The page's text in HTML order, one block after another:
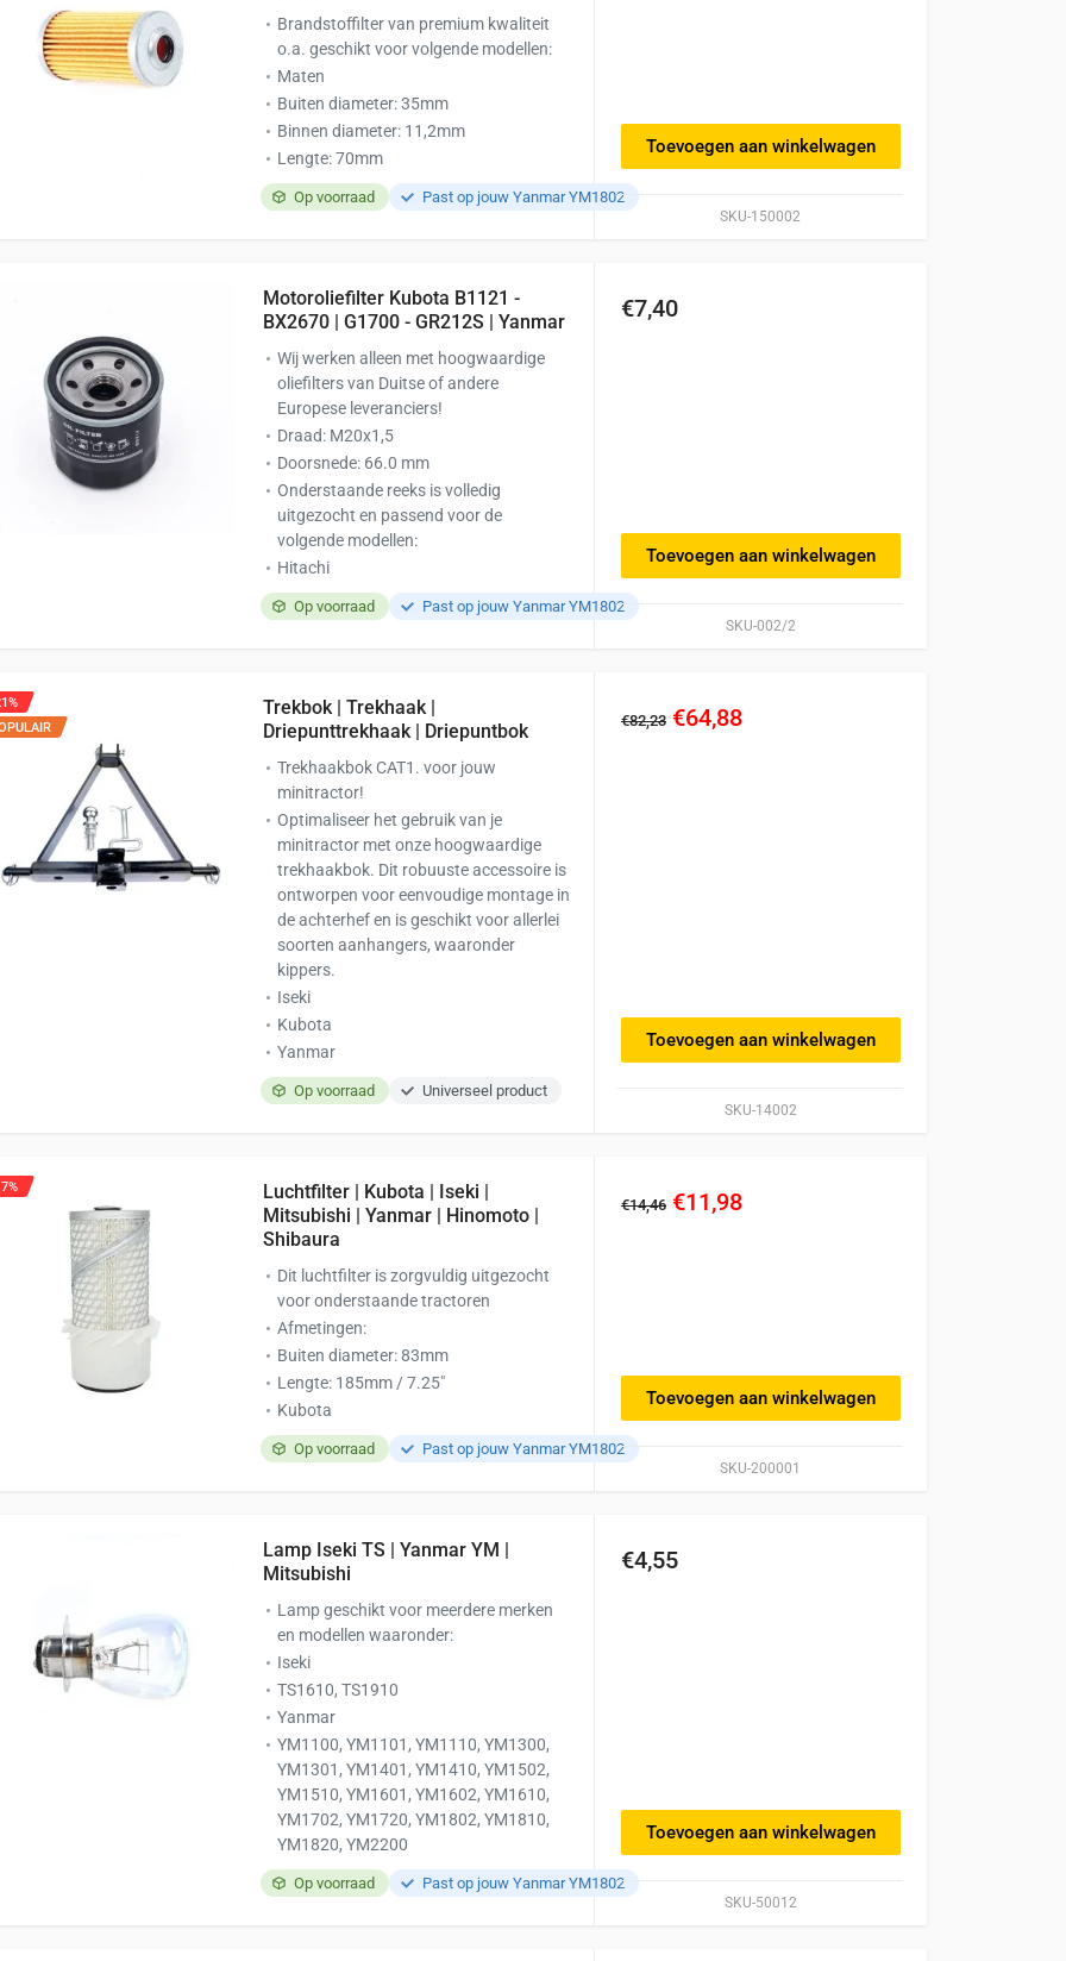
Op voorraad Past op jouw Yanmar YM1802
SKU-150002
Brandstoffilter van premium kwaliteit
o.a. geschikt voor volgende modellen:
Maten
Buiten diameter: 35mm
Binnen diameter: 11,2mm
Lengte: 70mm
Toevoegen aan winkelwagen
Op voorraad Past op jouw Yanmar YM1802
SKU-002/2
Motoroliefilter Kubota B1121 -
BX2670 | G1700 - GR212S | Yanmar
Wij werken alleen met hoogwaardige
oliefilters van Duitse of andere
Europese leveranciers!
Draad: M20x1,5
Doorsnede: 66.0 mm
Onderstaande reeks is volledig
uitgezocht en passend voor de
volgende modellen:
Hitachi
€7,40
Toevoegen aan winkelwagen
Op voorraad Universeel product
SKU-14002
Trekbok | Trekhaak |
Driepunttrekhaak | Driepuntbok
Trekhaakbok CAT1. voor jouw
minitractor!
Optimaliseer het gebruik van je
minitractor met onze hoogwaardige
trekhaakbok. Dit robuuste accessoire is
ontworpen voor eenvoudige montage in
de achterhef en is geschikt voor allerlei
soorten aanhangers, waaronder
kippers.
Iseki
Kubota
Yanmar
€82,23 €64,88
Toevoegen aan winkelwagen
Op voorraad Past op jouw Yanmar YM1802
SKU-200001
Luchtfilter | Kubota | Iseki |
Mitsubishi | Yanmar | Hinomoto |
Shibaura
Dit luchtfilter is zorgvuldig uitgezocht
voor onderstaande tractoren
Afmetingen:
Buiten diameter: 83mm
Lengte: 185mm / 7.25″
Kubota
€14,46 €11,98
Toevoegen aan winkelwagen
Op voorraad Past op jouw Yanmar YM1802
SKU-50012
Lamp Iseki TS | Yanmar YM |
Mitsubishi
Lamp geschikt voor meerdere merken
en modellen waaronder:
Iseki
TS1610, TS1910
Yanmar
YM1100, YM1101, YM1110, YM1300,
YM1301, YM1401, YM1410, YM1502,
YM1510, YM1601, YM1602, YM1610,
YM1702, YM1720, YM1802, YM1810,
YM1820, YM2200
€4,55
Toevoegen aan winkelwagen